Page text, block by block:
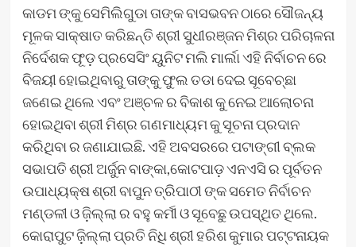
କାଡମ ଙ୍କୁ ସେମିଲିଗୁଡା ତାଙ୍କ ବାସଭବନ ଠାରେ ସୌଜନ୍ୟ
ମୂଳକ ସାକ୍ଷାତ କରିଛନ୍ତି ଶ୍ରୀ ସୁଧୀରଞ୍ଜନ ମିଶ୍ର ପରିଚାଳନା
ନିର୍ଦେଶକ ଫୂଡ଼ ପ୍ରସେସିଂ ୟୁନିଟ ମଲି ମାର୍ଲା ଏହି ନିର୍ବାଚନ ରେ
ବିଜୟୀ ହୋଇଥିବାରୁ ତାଙ୍କୁ ଫୁଲ ତଡା ଦେଇ ସୂବେଚ୍ଛା
ଜଣେଇ ଥିଲେ ଏବଂ ଅଞ୍ଚଳ ର ବିକାଶ କୁ ନେଇ ଆଲୋଚନା
ହୋଇଥିବା ଶ୍ରୀ ମିଶ୍ର ଗଣମାଧ୍ୟମ କୁ ସୂଚନା ପ୍ରଦାନ
କରିଥିବା ର ଜଣାଯାଇଛି. ଏହି ଅବସରରେ ପଟାଙ୍ଗୀ ବ୍ଲକ
ସଭାପତି ଶ୍ରୀ ଅର୍ଜୁନ ବାଙ୍କା,କୋଟପାଡ଼ ଏନଏସି ର ପୂର୍ବତନ
ଉପାଧ୍ୟକ୍ଷ ଶ୍ରୀ ବାପୁନ ତ୍ରିପାଠୀ ଙ୍କ ସମେତ ନିର୍ବାଚନ
ମଣ୍ଡଳୀ ଓ ଜ଼ିଲ୍ଲା ର ବହୁ କର୍ମୀ ଓ ସୂବେଛୁ ଉପସ୍ଥିତ ଥିଲେ.
କୋରାପୁଟ ଜ଼ିଲ୍ଲା ପ୍ରତି ନିଧି ଶ୍ରୀ ହରିଶ କୁମାର ପଟ୍ଟନାୟକ